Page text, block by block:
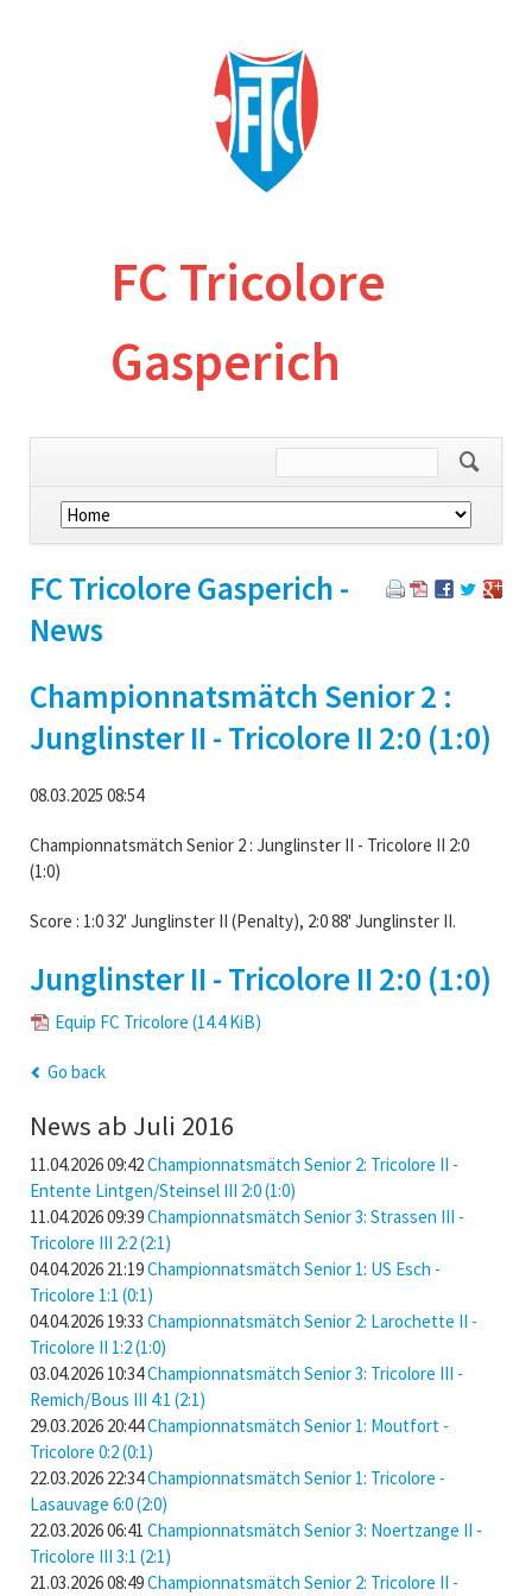
FC Tricolore
Gasperich
navigation
FC Tricolore Gasperich -
News
Championnatsmätch Senior 2 :
Junglinster II - Tricolore II 2:0 (1:0)
08.03.2025 08:54
Championnatsmätch Senior 2 : Junglinster II - Tricolore II 2:0
(1:0)
Score : 1:0 32' Junglinster II (Penalty), 2:0 88' Junglinster II.
Junglinster II - Tricolore II 2:0 (1:0)
Equip FC Tricolore (14.4 KiB)
Go back
News ab Juli 2016
11.04.2026 09:42Championnatsmätch Senior 2: Tricolore II -
Entente Lintgen/Steinsel III 2:0 (1:0)
11.04.2026 09:39Championnatsmätch Senior 3: Strassen III -
Tricolore III 2:2 (2:1)
04.04.2026 21:19Championnatsmätch Senior 1: US Esch -
Tricolore 1:1 (0:1)
04.04.2026 19:33 Championnatsmätch Senior 2: Larochette II -
Tricolore II 1:2 (1:0)
03.04.2026 10:34Championnatsmätch Senior 3: Tricolore III -
Remich/Bous III 4:1 (2:1)
29.03.2026 20:44Championnatsmätch Senior 1: Moutfort -
Tricolore 0:2 (0:1)
22.03.2026 22:34Championnatsmätch Senior 1: Tricolore -
Lasauvage 6:0 (2:0)
22.03.2026 06:41 Championnatsmätch Senior 3: Noertzange II -
Tricolore III 3:1 (2:1)
21.03.2026 08:49Championnatsmätch Senior 2: Tricolore II -